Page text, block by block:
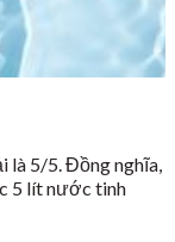
là 5/5. Đồng nghĩa,
5 lít nước tinh